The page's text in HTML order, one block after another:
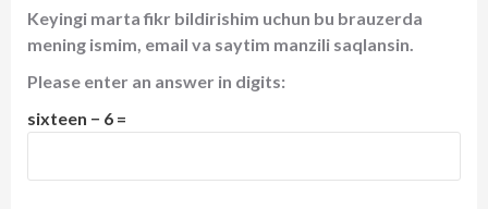
Keyingi marta fikr bildirishim uchun bu brauzerda
mening ismim, email va saytim manzili saqlansin.
Please enter an answer in digits:
sixteen − 6 =